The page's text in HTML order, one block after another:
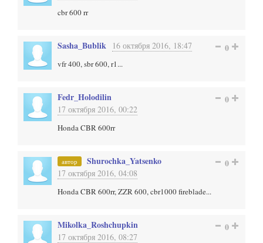
cbr 600 rr
Sasha_Bublik 16 октября 2016, 18:47 0
vfr 400, sbr 600, r1...
Fedr_Holodilin
17 октября 2016, 00:22
0
Honda CBR 600rr
автор Shurochka_Yatsenko
17 октября 2016, 04:08
0
Honda CBR 600rr, ZZR 600, cbr1000 fireblade...
Mikolka_Roshchupkin
17 октября 2016, 08:27
0